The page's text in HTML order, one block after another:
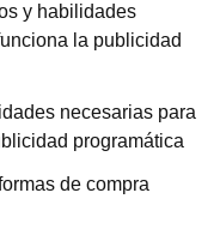
y habilidades
la publicidad
necesarias para
programática
de compra